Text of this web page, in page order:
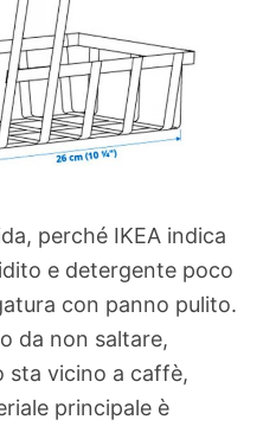
perché IKEA indica
e detergente poco
con panno pulito.
da non saltare,
sta vicino a caffè,
principale è